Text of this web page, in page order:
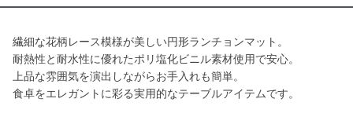
繊細な花柄レース模様が美しい円形ランチョンマット。
耐熱性と耐水性に優れたポリ塩化ビニル素材使用で安心。
上品な雰囲気を演出しながらお手入れも簡単。
食卓をエレガントに彩る実用的なテーブルアイテムです。